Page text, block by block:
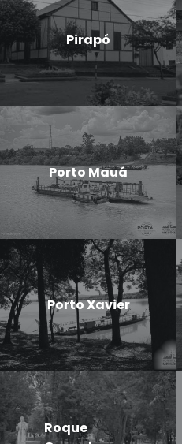
Pirapó
Porto Mauá
Porto Xavier
Roque